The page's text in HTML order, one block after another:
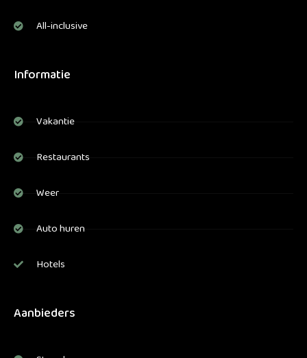
All-inclusive
Informatie
Vakantie
Restaurants
Weer
Auto huren
Hotels
Aanbieders